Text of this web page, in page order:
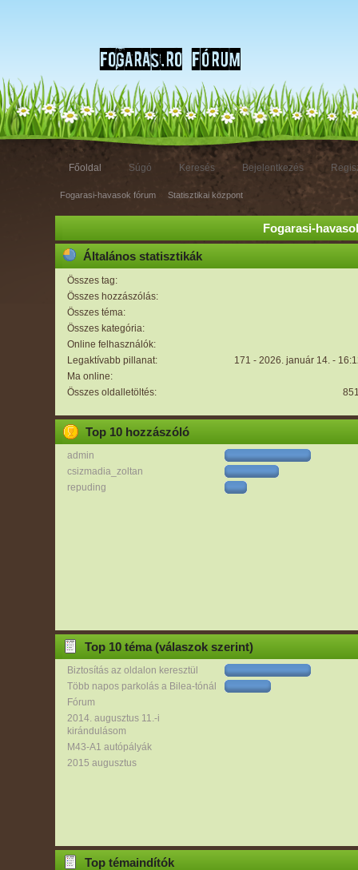
Főoldal Súgó Keresés Bejelentkezés
Fogarasi-havasok fórum Statisztikai központ
Fogarasi-
Általános statisztikák
Összes tag:
Összes hozzászólás:
Összes téma:
Összes kategória:
Online felhasználók:
Legaktívabb pillanat:
171 - 2026. január 14. -
Ma online:
Összes oldalletöltés:
Top 10 hozzászóló
admin
csizmadia_zoltan
repuding
Top 10 téma (válaszok szerint)
Biztosítás az oldalon keresztül
Több napos parkolás a Bilea-tónál
Fórum
2014. augusztus 11.-i
kirándulásom
M43-A1 autópályák
2015 augusztus
Top témaindítók